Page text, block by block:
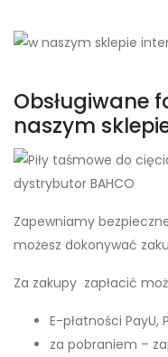
Obsługiwane
naszym
Zapewniamy
możesz dokonywać
Za zakupy zapłacić
E-płatności PayU,
za pobraniem –